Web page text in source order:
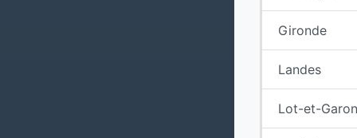
Gironde
Landes
Lot-et-